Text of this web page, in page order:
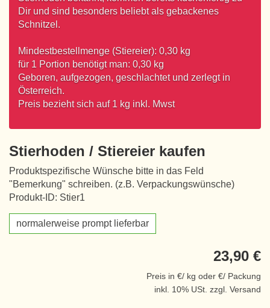
Dir und sind besonders beliebt als gebackenes
Schnitzel.
Mindestbestellmenge (Stiereier): 0,30 kg
für 1 Portion benötigt man: 0,30 kg
Geboren, aufgezogen, geschlachtet und zerlegt in
Österreich.
Preis bezieht sich auf 1 kg inkl. Mwst
Stierhoden / Stiereier kaufen
Produktspezifische Wünsche bitte in das Feld
"Bemerkung" schreiben. (z.B. Verpackungswünsche)
Produkt-ID: Stier1
normalerweise prompt lieferbar
23,90 €
Preis in €/ kg oder €/ Packung
inkl. 10% USt. zzgl. Versand